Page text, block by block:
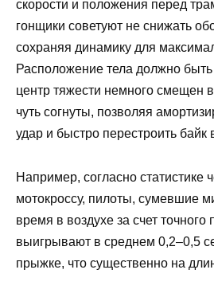
скорости и положения перед
гонщики советуют не снижать
сохраняя динамику для
Расположение тела должно
центр тяжести немного смещен
чуть согнуты, позволяя
удар и быстро перестроить байк
Например, согласно статистике
мотокроссу, пилоты, сумевшие
время в воздухе за счет
выигрывают в среднем 0,2–0,5
прыжке, что существенно на